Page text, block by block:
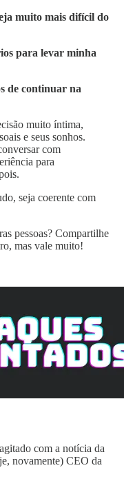
muito mais difícil do
para levar minha
de continuar na
muito íntima,
e seus sonhos.
com
para
seja coerente com
pessoas? Compartilhe
mas vale muito!
com a notícia da
novamente) CEO da